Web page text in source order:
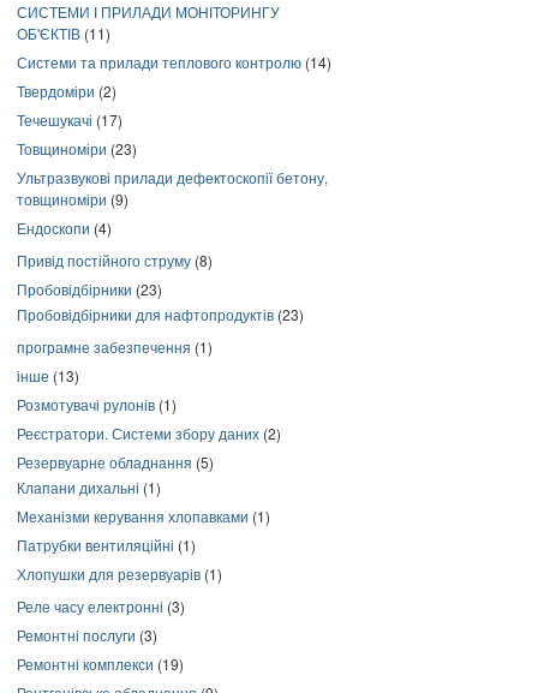
СИСТЕМИ І ПРИЛАДИ МОНІТОРИНГУ
ОБ'ЄКТІВ (11)
Системи та прилади теплового контролю (14)
Твердоміри (2)
Течешукачі (17)
Товщиноміри (23)
Ультразвукові прилади дефектоскопії бетону,
товщиноміри (9)
Ендоскопи (4)
Привід постійного струму (8)
Пробовідбірники (23)
Пробовідбірники для нафтопродуктів (23)
програмне забезпечення (1)
інше (13)
Розмотувачі рулонів (1)
Реєстратори. Системи збору даних (2)
Резервуарне обладнання (5)
Клапани дихальні (1)
Механізми керування хлопавками (1)
Патрубки вентиляційні (1)
Хлопушки для резервуарів (1)
Реле часу електронні (3)
Ремонтні послуги (3)
Ремонтні комплекси (19)